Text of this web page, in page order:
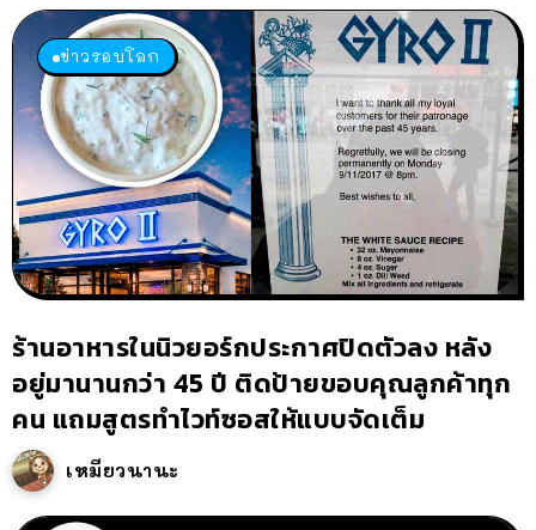
ข่าวรอบโลก
ร้านอาหารในนิวยอร์กประกาศปิดตัวลง หลัง
อยู่มานานกว่า 45 ปี ติดป้ายขอบคุณลูกค้าทุก
คน แถมสูตรทำไวท์ซอสให้แบบจัดเต็ม
เหมียวนานะ